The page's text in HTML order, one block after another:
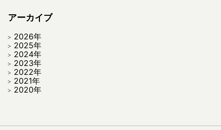
アーカイブ
2026年
2025年
2024年
2023年
2022年
2021年
2020年